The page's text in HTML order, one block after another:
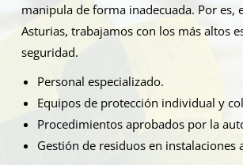
manipula de forma inadecuada. Por es,
Asturias, trabajamos con los más altos
seguridad.
Personal especializado.
Equipos de protección individual y
Procedimientos aprobados por la
Gestión de residuos en instalaciones